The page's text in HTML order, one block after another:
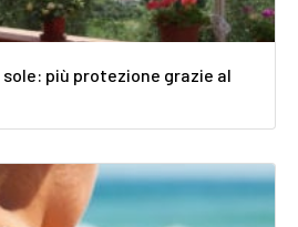
più protezione grazie al